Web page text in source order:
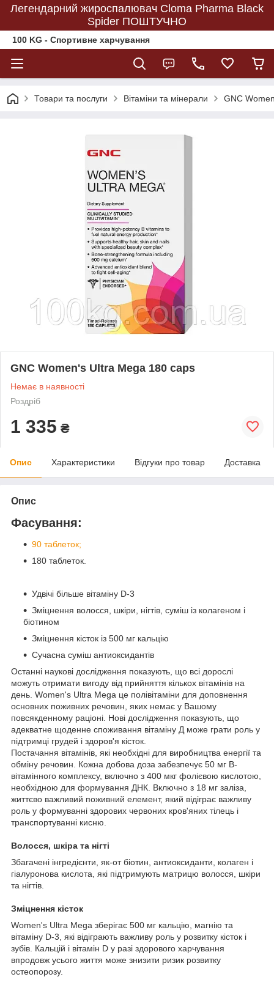
Легендарний жироспалювач Cloma Pharma Black
Spider ПОШТУЧНО
100 KG - Спортивне харчування
Товари та послуги Вітаміни та мінерали GNC
GNC Women's Ultra Mega 180 caps
Немає в наявності
Роздріб
1 335 ₴
Опис Характеристики Відгуки про товар Доставка
Опис
Фасування:
90 таблеток;
180 таблеток.
Удвічі більше вітаміну D-3
Зміцнення волосся, шкіри, нігтів, суміш із колагеном і
біотином
Зміцнення кісток із 500 мг кальцію
Сучасна суміш антиоксидантів
Останні наукові дослідження показують, що всі дорослі
можуть отримати вигоду від прийняття кількох вітамінів на
день. Women's Ultra Mega це полівітаміни для доповнення
основних поживних речовин, яких немає у Вашому
повсякденному раціоні. Нові дослідження показують, що
адекватне щоденне споживання вітаміну Д може грати роль у
підтримці грудей і здоров'я кісток.
Постачання вітамінів, які необхідні для виробництва енергії та
обміну речовин. Кожна добова доза забезпечує 50 мг B-
вітамінного комплексу, включно з 400 мкг фолієвою кислотою,
необхідною для формування ДНК. Включно з 18 мг заліза,
життєво важливий поживний елемент, який відіграє важливу
роль у формуванні здорових червоних кров'яних тілець і
транспортуванні кисню.
Волосся, шкіра та нігті
Збагачені інгредієнти, як-от біотин, антиоксиданти, колаген і
гіалуронова кислота, які підтримують матрицю волосся, шкіри
та нігтів.
Зміцнення кісток
Women's Ultra Mega зберігає 500 мг кальцію, магнію та
вітаміну D-3, які відіграють важливу роль у розвитку кісток і
зубів. Кальцій і вітамін D у разі здорового харчування
впродовж усього життя може знизити ризик розвитку
остеопорозу.